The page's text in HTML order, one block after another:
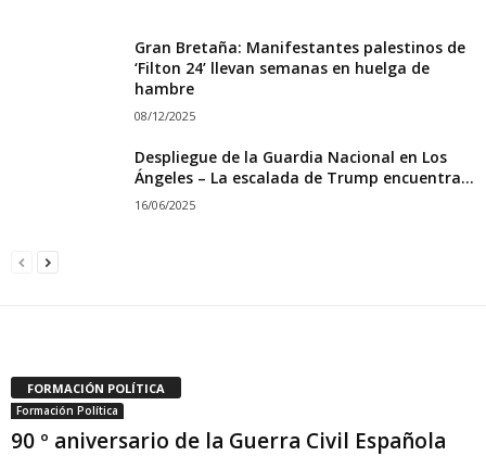
Gran Bretaña: Manifestantes palestinos de
‘Filton 24’ llevan semanas en huelga de
hambre
08/12/2025
Despliegue de la Guardia Nacional en Los
Ángeles – La escalada de Trump encuentra...
16/06/2025
FORMACIÓN POLÍTICA
Formación Política
90 º aniversario de la Guerra Civil Española